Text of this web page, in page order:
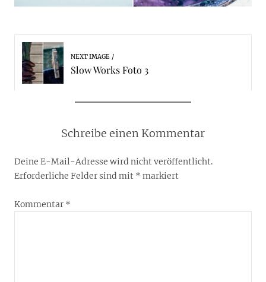
NEXT IMAGE
Slow Works Foto 3
Schreibe einen Kommentar
Deine E-Mail-Adresse wird nicht veröffentlicht.
Erforderliche Felder sind mit * markiert
Kommentar *